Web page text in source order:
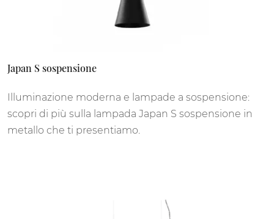
Japan S sospensione
Illuminazione moderna e lampade a sospensione:
scopri di più sulla lampada Japan S sospensione in
metallo che ti presentiamo.